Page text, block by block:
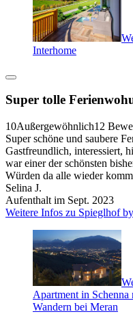
Interhome
Super tolle
10Außergewöhnlich12
Super schöne und saubere
Gastfreundlich, interessiert,
war einer der schönsten
Würden da alle wieder
Selina J.
Aufenthalt im Sept. 2023
Weitere Infos zu Spieglhof
Apartment in
Wandern bei Meran